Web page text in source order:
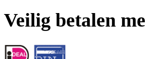
Veilig betalen